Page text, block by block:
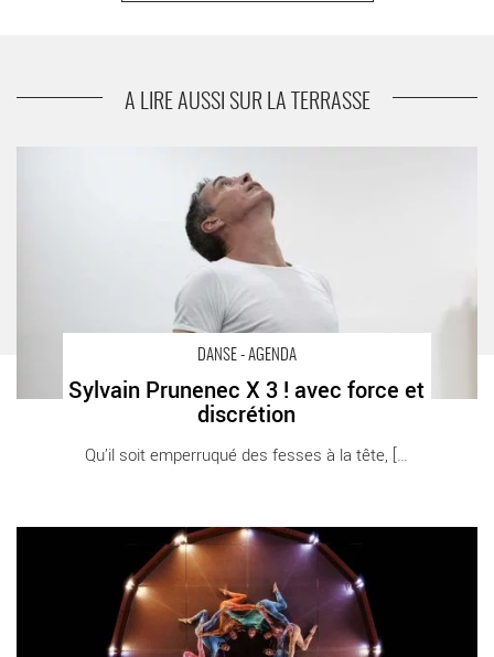
nouvelle garde israélienne
A LIRE AUSSI SUR LA TERRASSE
DANSE - AGENDA
Sylvain Prunenec X 3 ! avec force et
discrétion
Qu’il soit emperruqué des fesses à la tête, [...]
Danse Paris Le Carreau du Temple
MIRKIDS et MIRE de Jasmine Morand : un voyage kinésique
pour petits puis grands - Critique sortie Danse Paris Théâtre de
la Ville-Sarah Bernhardt